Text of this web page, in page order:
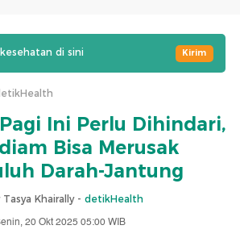
di sini Kirim
Ini Perlu Dihindari,
Bisa Merusak
Darah-Jantung
Tasya Khairally - detikHealth
20 Okt 2025 05:00 WIB